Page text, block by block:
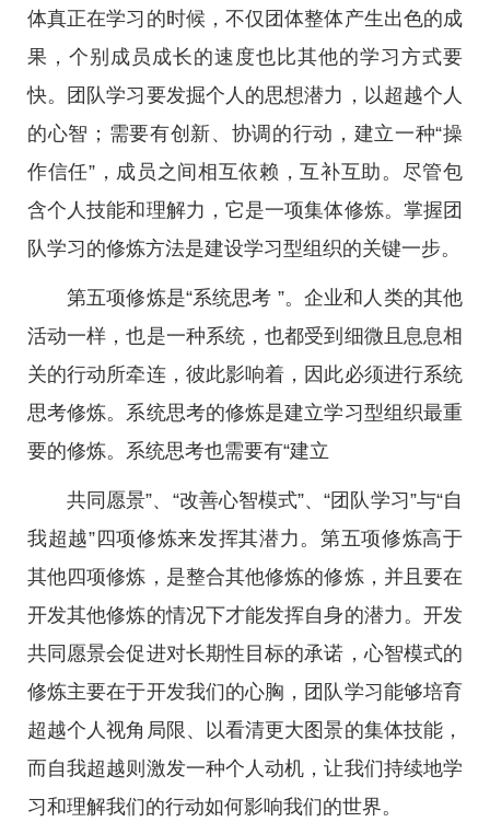
体真正在学习的时候，不仅团体整体产生出色的成
果，个别成员成长的速度也比其他的学习方式要
快。团队学习要发掘个人的思想潜力，以超越个人
的心智；需要有创新、协调的行动，建立一种“操
作信任”，成员之间相互依赖，互补互助。尽管包
含个人技能和理解力，它是一项集体修炼。掌握团
队学习的修炼方法是建设学习型组织的关键一步。
第五项修炼是“系统思考 ”。企业和人类的其他
活动一样，也是一种系统，也都受到细微且息息相
关的行动所牵连，彼此影响着，因此必须进行系统
思考修炼。系统思考的修炼是建立学习型组织最重
要的修炼。系统思考也需要有“建立
共同愿景”、“改善心智模式”、“团队学习”与“自
我超越”四项修炼来发挥其潜力。第五项修炼高于
其他四项修炼，是整合其他修炼的修炼，并且要在
开发其他修炼的情况下才能发挥自身的潜力。开发
共同愿景会促进对长期性目标的承诺，心智模式的
修炼主要在于开发我们的心胸，团队学习能够培育
超越个人视角局限、以看清更大图景的集体技能，
而自我超越则激发一种个人动机，让我们持续地学
习和理解我们的行动如何影响我们的世界。